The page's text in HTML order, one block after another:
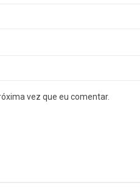
vez que eu comentar.